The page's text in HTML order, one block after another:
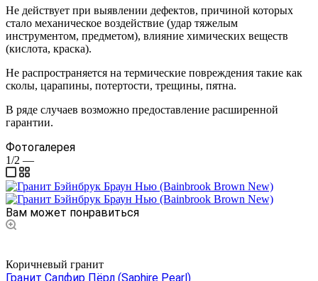
Не действует при выявлении дефектов, причиной которых
стало механическое воздействие (удар тяжелым
инструментом, предметом), влияние химических веществ
(кислота, краска).
Не распространяется на термические повреждения такие как
сколы, царапины, потертости, трещины, пятна.
В ряде случаев возможно предоставление расширенной
гарантии.
Фотогалерея
1/2 —
Вам может понравиться
Коричневый гранит
Гранит Сапфир Пёрл (Saphire Pearl)